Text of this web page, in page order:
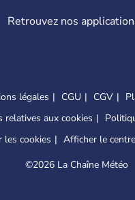
Retrouvez nos
légales CGU CGV
relatives aux cookies
les cookies
Afficher le
©2026 La Chaîne Météo